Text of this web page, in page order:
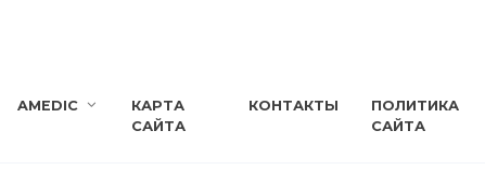
AMEDIC
КАРТА
САЙТА
КОНТАКТЫ
ПОЛИТИКА
САЙТА